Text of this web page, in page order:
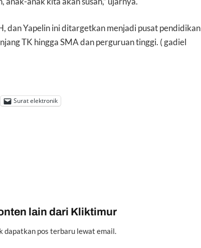
dan Yapelin ini ditargetkan menjadi pusat pendidikan
TK hingga SMA dan perguruan tinggi. ( gadiel
Surat elektronik
lain dari Kliktimur
dapatkan pos terbaru lewat email.